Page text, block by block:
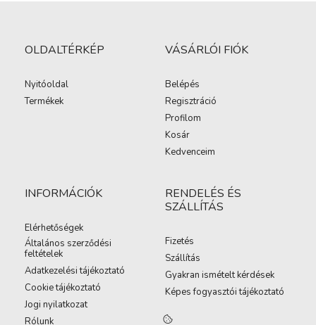
OLDALTÉRKÉP
Nyitóoldal
Termékek
VÁSÁRLÓI FIÓK
Belépés
Regisztráció
Profilom
Kosár
Kedvenceim
INFORMÁCIÓK
Elérhetőségek
Általános szerződési
feltételek
Adatkezelési tájékoztató
Cookie tájékoztató
Jogi nyilatkozat
Rólunk
RENDELÉS ÉS
SZÁLLÍTÁS
Fizetés
Szállítás
Gyakran ismételt kérdések
Képes fogyasztói tájékoztató